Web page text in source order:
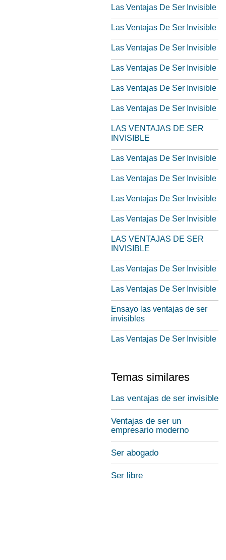
Las Ventajas De Ser Invisible
Las Ventajas De Ser Invisible
Las Ventajas De Ser Invisible
Las Ventajas De Ser Invisible
Las Ventajas De Ser Invisible
Las Ventajas De Ser Invisible
LAS VENTAJAS DE SER
INVISIBLE
Las Ventajas De Ser Invisible
Las Ventajas De Ser Invisible
Las Ventajas De Ser Invisible
Las Ventajas De Ser Invisible
LAS VENTAJAS DE SER
INVISIBLE
Las Ventajas De Ser Invisible
Las Ventajas De Ser Invisible
Ensayo las ventajas de ser
invisibles
Las Ventajas De Ser Invisible
Temas similares
Las ventajas de ser invisible
Ventajas de ser un
empresario moderno
Ser abogado
Ser libre